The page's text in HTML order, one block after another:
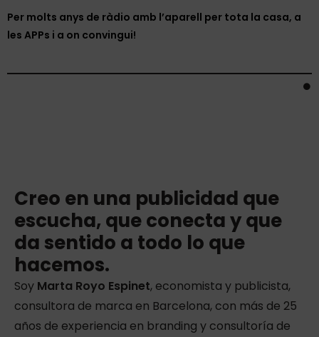
Per molts anys de ràdio amb l’aparell per tota la casa, a
les APPs i a on convingui!
Creo en una publicidad que
escucha, que conecta y que
da sentido a todo lo que
hacemos.
Soy Marta Royo Espinet, economista y publicista,
consultora de marca en Barcelona, con más de 25
años de experiencia en branding y consultoría de